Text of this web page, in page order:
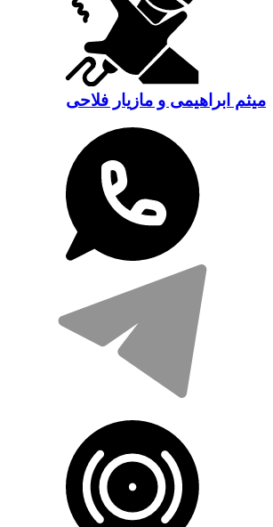
میثم ابراهیمی و مازیار فلاحی